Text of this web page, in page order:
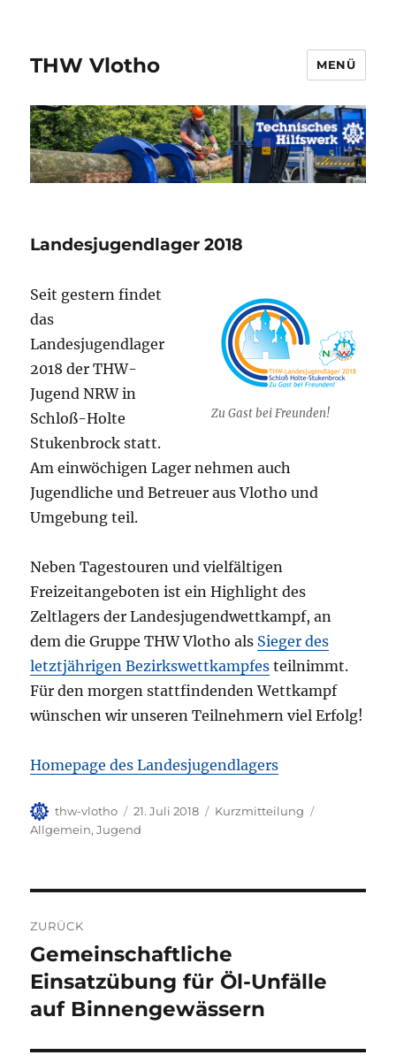
THW Vlotho MENÜ
Landesjugendlager 2018
Zu Gast bei Freunden!
Seit gestern findet
das
Landesjugendlager
2018 der THW-
Jugend NRW in
Schloß-Holte
Stukenbrock statt.
Am einwöchigen Lager nehmen auch
Jugendliche und Betreuer aus Vlotho und
Umgebung teil.
Neben Tagestouren und vielfältigen
Freizeitangeboten ist ein Highlight des
Zeltlagers der Landesjugendwettkampf, an
dem die Gruppe THW Vlotho als Sieger des
letztjährigen Bezirkswettkampfes teilnimmt.
Für den morgen stattfindenden Wettkampf
wünschen wir unseren Teilnehmern viel Erfolg!
Homepage des Landesjugendlagers
Autor
thw-vlotho
Veröffentlicht
am
21. Juli 2018 Format
Kurzmitteilung
Allgemein,Jugend
ZURÜCK
Vorheriger
Beitrag:
Gemeinschaftliche
Einsatzübung für Öl-Unfälle
auf Binnengewässern